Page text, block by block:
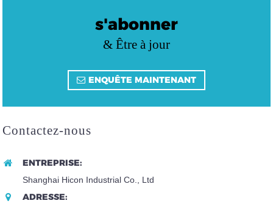
s'abonner
& Être à jour
ENQUÊTE MAINTENANT
Contactez-nous
ENTREPRISE:
Shanghai Hicon Industrial Co., Ltd
ADRESSE: